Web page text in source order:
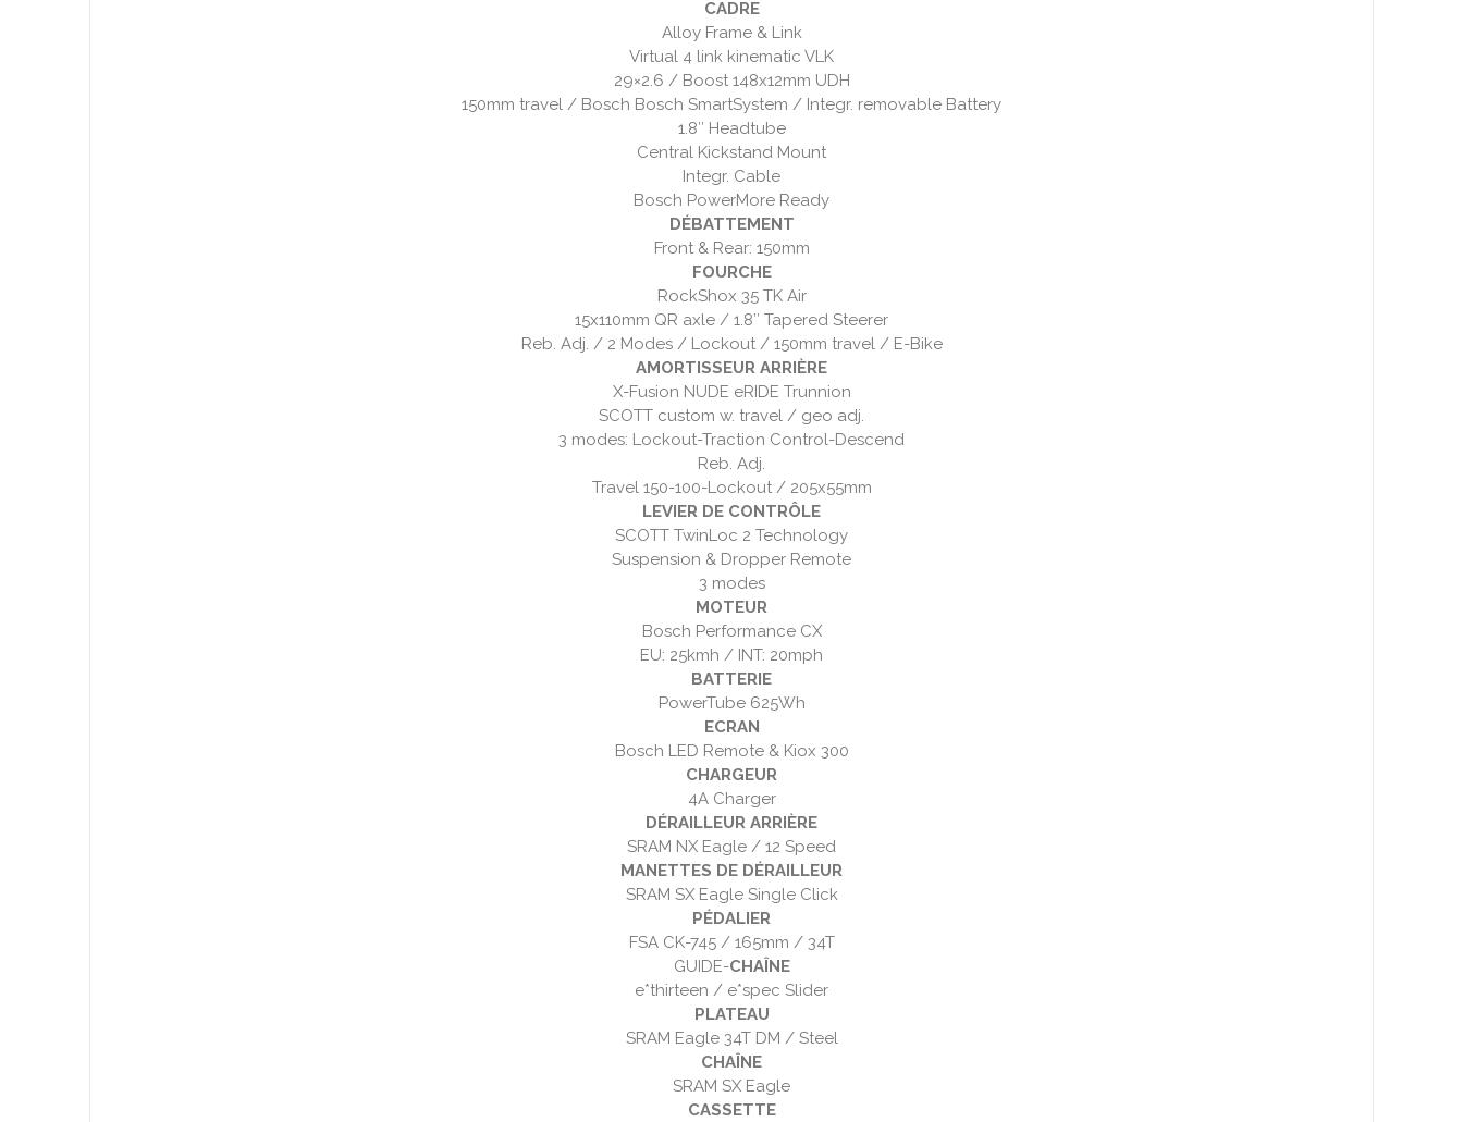
CADRE
Alloy Frame & Link
Virtual 4 link kinematic VLK
29×2.6 / Boost 148x12mm UDH
150mm travel / Bosch Bosch SmartSystem / Integr. removable Battery
1.8″ Headtube
Central Kickstand Mount
Integr. Cable
Bosch PowerMore Ready
DÉBATTEMENT
Front & Rear: 150mm
FOURCHE
RockShox 35 TK Air
15x110mm QR axle / 1.8″ Tapered Steerer
Reb. Adj. / 2 Modes / Lockout / 150mm travel / E-Bike
AMORTISSEUR ARRIÈRE
X-Fusion NUDE eRIDE Trunnion
SCOTT custom w. travel / geo adj.
3 modes: Lockout-Traction Control-Descend
Reb. Adj.
Travel 150-100-Lockout / 205x55mm
LEVIER DE CONTRÔLE
SCOTT TwinLoc 2 Technology
Suspension & Dropper Remote
3 modes
MOTEUR
Bosch Performance CX
EU: 25kmh / INT: 20mph
BATTERIE
PowerTube 625Wh
ECRAN
Bosch LED Remote & Kiox 300
CHARGEUR
4A Charger
DÉRAILLEUR ARRIÈRE
SRAM NX Eagle / 12 Speed
MANETTES DE DÉRAILLEUR
SRAM SX Eagle Single Click
PÉDALIER
FSA CK-745 / 165mm / 34T
GUIDE-CHAÎNE
e*thirteen / e*spec Slider
PLATEAU
SRAM Eagle 34T DM / Steel
CHAÎNE
SRAM SX Eagle
CASSETTE